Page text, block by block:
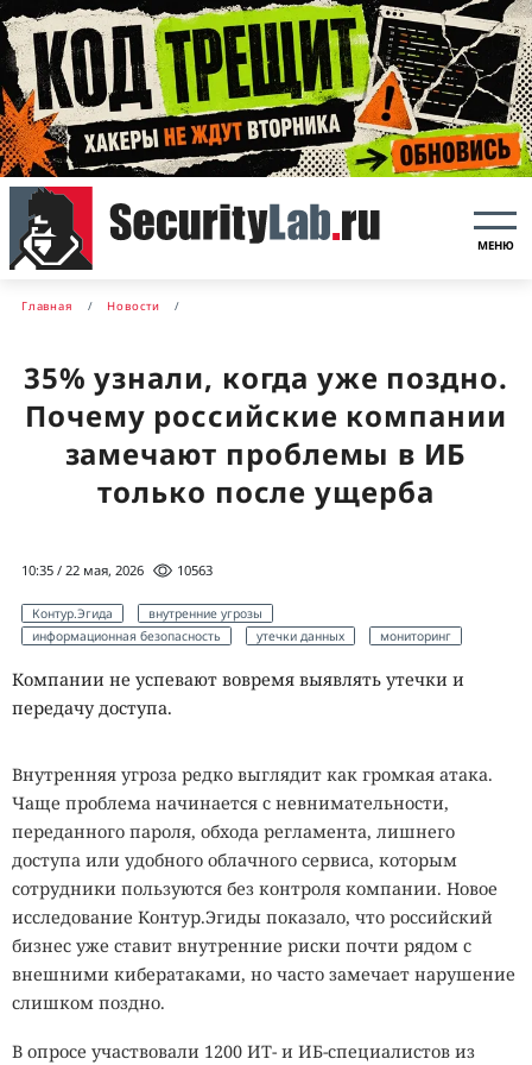
МЕНЮ
Главная Новости
35% узнали, когда уже поздно.
Почему российские компании
замечают проблемы в ИБ
только после ущерба
10:35 / 22 мая, 2026 10563
Контур.Эгида
внутренние угрозы
информационная безопасность
утечки данных мониторинг
Компании не успевают вовремя выявлять утечки и
передачу доступа.
Внутренняя угроза редко выглядит как громкая атака.
Чаще проблема начинается с невнимательности,
переданного пароля, обхода регламента, лишнего
доступа или удобного облачного сервиса, которым
сотрудники пользуются без контроля компании. Новое
исследование Контур.Эгиды показало, что российский
бизнес уже ставит внутренние риски почти рядом с
внешними кибератаками, но часто замечает нарушение
слишком поздно.
В опросе участвовали 1200 ИТ- и ИБ-специалистов из